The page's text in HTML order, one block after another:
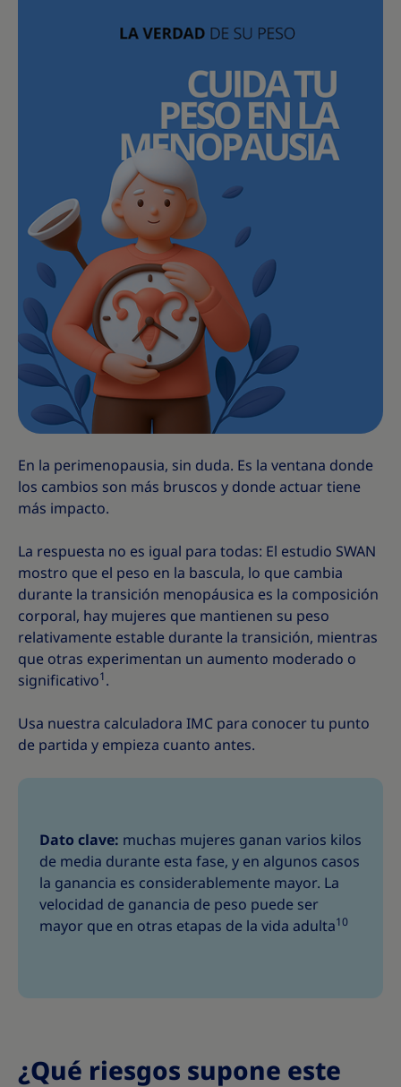
En la perimenopausia, sin duda. Es la ventana donde
los cambios son más bruscos y donde actuar tiene
más impacto.
La respuesta no es igual para todas: El estudio SWAN
mostro que el peso en la bascula, lo que cambia
durante la transición menopáusica es la composición
corporal, hay mujeres que mantienen su peso
relativamente estable durante la transición, mientras
que otras experimentan un aumento moderado o
significativo1.
Usa nuestra calculadora IMC para conocer tu punto
de partida y empieza cuanto antes.
Dato clave: muchas mujeres ganan varios kilos
de media durante esta fase, y en algunos casos
la ganancia es considerablemente mayor. La
velocidad de ganancia de peso puede ser
mayor que en otras etapas de la vida adulta10
¿Qué riesgos supone este